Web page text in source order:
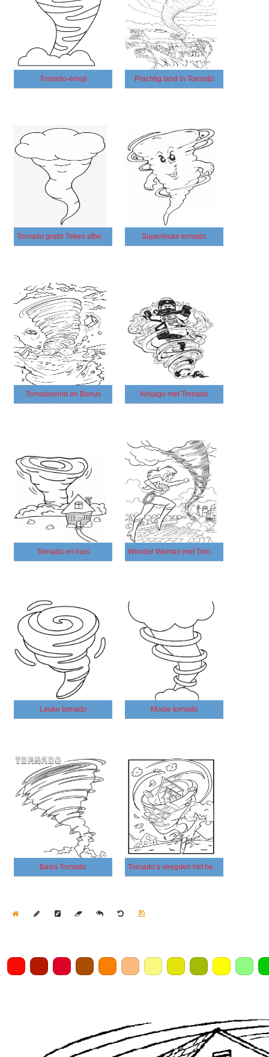
Tornado-emoji Prachtig land in Tornado
Tornado gratis Teken afbeelding Superleuke tornado
Tornadowind en Bonus Ninjago met Tornado
Tornado en huis Wonder Woman met Tornado
Leuke tornado Mooie tornado
Basis Tornado Tornado’s veegden het hele huis en de bomen